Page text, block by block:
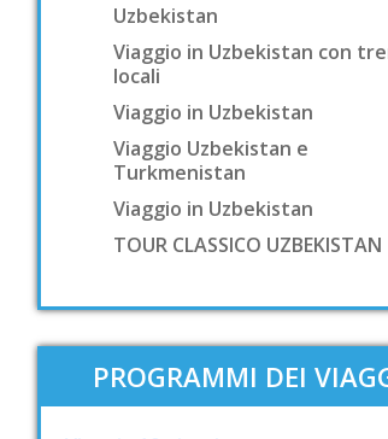
Uzbekistan
Viaggio in Uzbekistan con
locali
Viaggio in Uzbekistan
Viaggio Uzbekistan e
Turkmenistan
Viaggio in Uzbekistan
TOUR CLASSICO UZBEKISTAN
PROGRAMMI DEI